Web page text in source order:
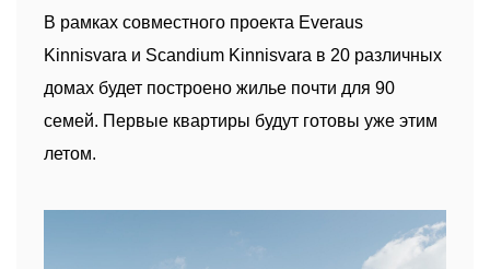
В рамках совместного проекта Everaus
Kinnisvara и Scandium Kinnisvara в 20 различных
домах будет построено жилье почти для 90
семей. Первые квартиры будут готовы уже этим
летом.